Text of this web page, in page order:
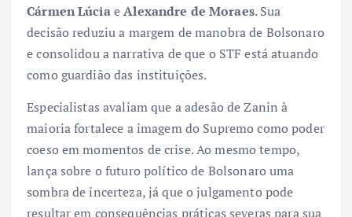
Cármen LúciaeAlexandre de Moraes. Sua
decisão reduziu a margem de manobra de Bolsonaro
e consolidou a narrativa de que o STF está atuando
como guardião das instituições.
Especialistas avaliam que a adesão de Zanin à
maioria fortalece a imagem do Supremo como poder
coeso em momentos de crise. Ao mesmo tempo,
lança sobre o futuro político de Bolsonaro uma
sombra de incerteza, já que o julgamento pode
resultar em consequências práticas severas para sua